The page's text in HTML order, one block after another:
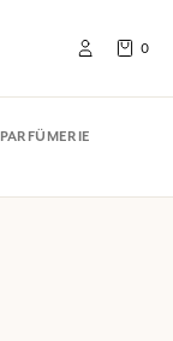
0
PARFÜMERIE